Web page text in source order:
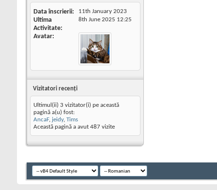
Data înscrierii 11th January 2023
Ultima
Activitate
8th June 2025 12:25
Avatar
Vizitatori recenţi
Ultimul(ii) 3 vizitator(i) pe această
pagină a(u) fost:
AncaF, jeidy, Tims
Această pagină a avut 487 vizite